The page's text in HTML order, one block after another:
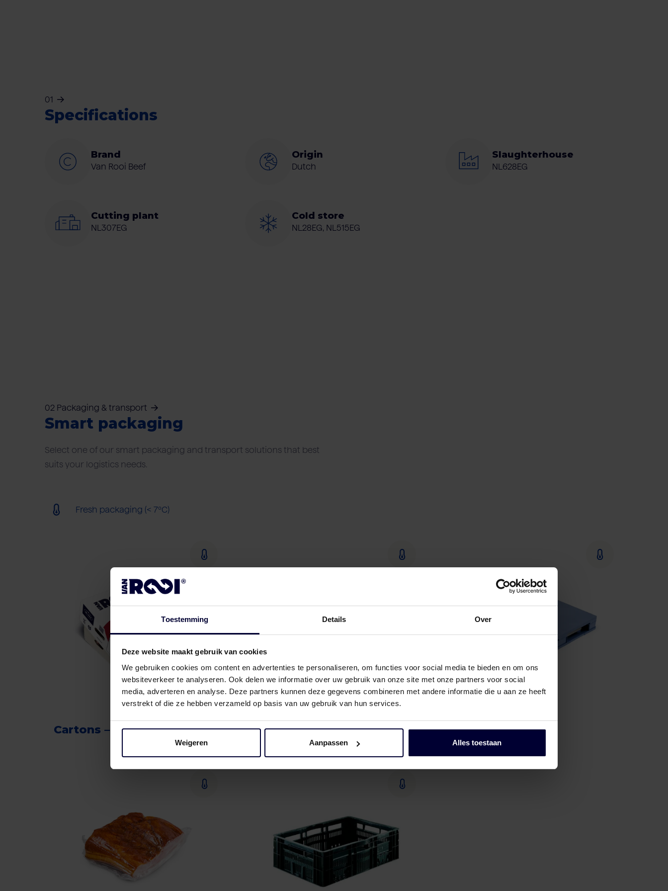
Toestemming Details Over
Deze website maakt gebruik van cookies
We gebruiken cookies om content en advertenties te personaliseren, om functies voor social media te bieden en om ons
websiteverkeer te analyseren. Ook delen we informatie over uw gebruik van onze site met onze partners voor social
media, adverteren en analyse. Deze partners kunnen deze gegevens combineren met andere informatie die u aan ze heeft
verstrekt of die ze hebben verzameld op basis van uw gebruik van hun services.
Weigeren Aanpassen Alles toestaan
01
Specifications
Brand
Van Rooi Beef
Origin
Dutch
Slaughterhouse
NL628EG
Cutting plant
NL307EG
Cold store
NL28EG, NL515EG
02 Packaging & transport
Smart packaging
Select one of our smart packaging and transport solutions that best
suits your logistics needs.
Fresh packaging (< 7ºC)
Cartons – Beef E2 Box Pallets